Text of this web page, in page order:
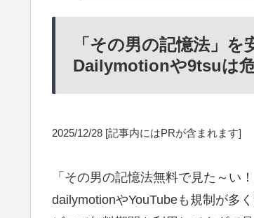
「その男の記憶法」
Dailymotionや9tsuは
2025/12/28 [記事内にはPRが含まれます]
「その男の記憶法無料で見た～い
dailymotionやYouTubeも規制が多